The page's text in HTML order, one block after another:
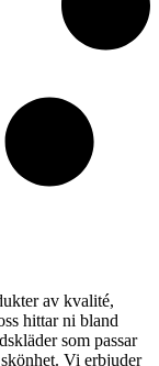
av kvalité,
hittar ni bland
som passar
Vi erbjuder